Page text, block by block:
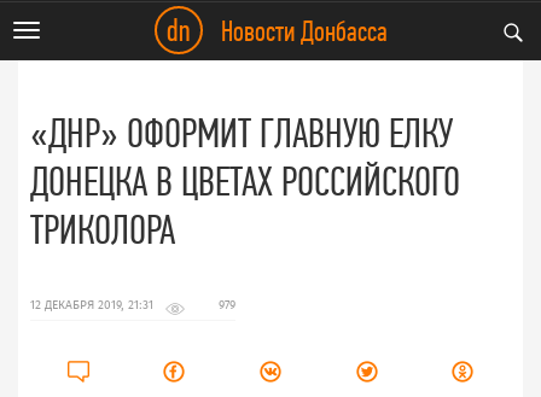
dn Новости Донбасса
«ДНР» ОФОРМИТ ГЛАВНУЮ ЕЛКУ
ДОНЕЦКА В ЦВЕТАХ РОССИЙСКОГО
ТРИКОЛОРА
12 ДЕКАБРЯ 2019, 21:31 979